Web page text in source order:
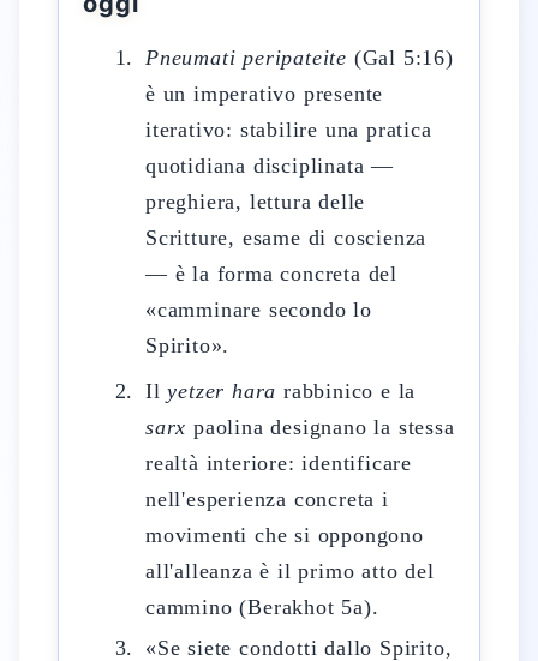
Pneumati peripateite (Gal 5:16)
è un imperativo presente
iterativo: stabilire una pratica
quotidiana disciplinata —
preghiera, lettura delle
Scritture, esame di coscienza
— è la forma concreta del
«camminare secondo lo
Spirito».
Ilyetzer hara rabbinico e la
sarx paolina designano la stessa
realtà interiore: identificare
nell'esperienza concreta i
movimenti che si oppongono
all'alleanza è il primo atto del
cammino (Berakhot 5a).
«Se siete condotti dallo Spirito,